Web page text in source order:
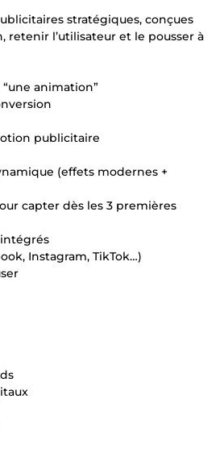
stratégiques, conçues
retenir l’utilisateur et le pousser à
animation”
publicitaire
(effets modernes +
capter dès les 3 premières
Instagram, TikTok…)